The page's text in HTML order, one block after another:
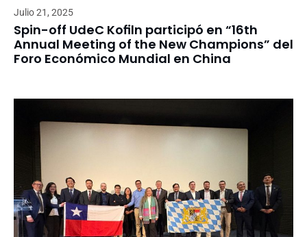
Julio 21, 2025
Spin-off UdeC Kofiln participó en “16th
Annual Meeting of the New Champions” del
Foro Económico Mundial en China